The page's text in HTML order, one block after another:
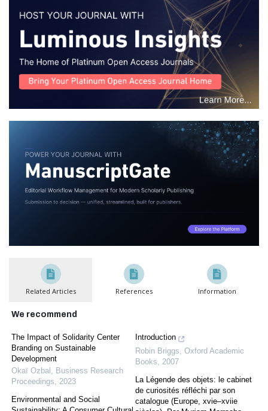
Related Articles References Information
We recommend
The Impact of Solidarity Center
Branding on Sustainable
Development
Okaï Ozbal
Business Research
Proceedings
2023
Environmental and Social
Introduction
Robin Briggs Oxford Academic
Books
2007
La Légende des objets: le cabinet
de curiosités réfléchi par son
catalogue (Europe, xvie–xviie